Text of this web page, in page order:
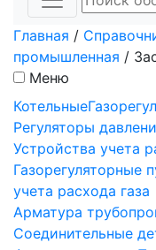
Главная /
промышленная /
Меню
Котельные
Регуляторы
Устройства учета
Газорегуляторные
учета расхода газа
Арматура
Соединительные